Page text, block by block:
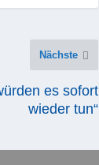
Nächste
es sofort
wieder tun“